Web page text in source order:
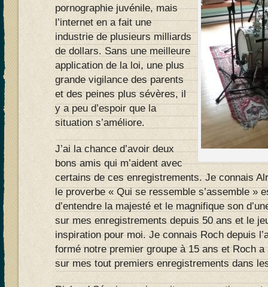
pornographie juvénile, mais
l’internet en a fait une
industrie de plusieurs milliards
de dollars. Sans une meilleure
application de la loi, une plus
grande vigilance des parents
et des peines plus sévères, il
y a peu d’espoir que la
situation s’améliore.
J’ai la chance d’avoir deux
bons amis qui m’aident avec
certains de ces enregistrements. Je connais
le proverbe « Qui se ressemble s’assemble »
d’entendre la majesté et le magnifique son
sur mes enregistrements depuis 50 ans et le
inspiration pour moi. Je connais Roch depuis
formé notre premier groupe à 15 ans et Roch
sur mes tout premiers enregistrements dans